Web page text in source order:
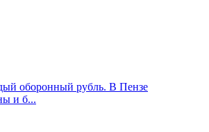
оборонный рубль. В Пензе
и б...